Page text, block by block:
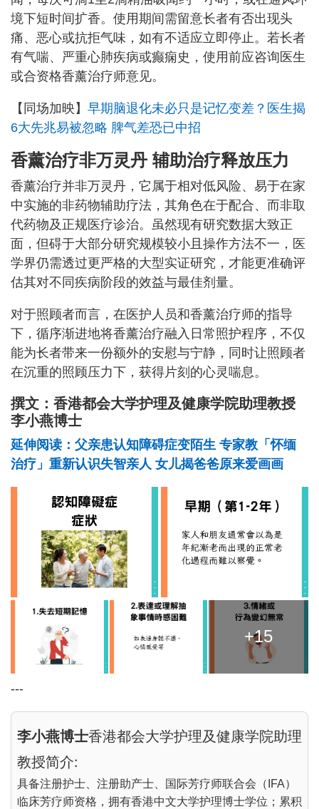
境下短时间扩香。使用期间需留意长者有否出现头
痛、恶心或抗拒气味，如有不适应立即停止。若长者
有气喘、严重心肺疾病或癫痫史，使用前应咨询医生
或合资格香薰治疗师意见。
【同场加映】 早期脑退化未必只是记忆变差？医生揭
6大先兆易被忽略 脾气差恐已中招
香薰治疗非万灵丹 辅助治疗释放压力
香薰治疗并非万灵丹，它属于相对低风险、易于在家
中实施的非药物辅助疗法，其角色在于配合、而非取
代药物及正规医疗诊治。虽然现有研究数据大致正
面，但碍于大部分研究规模较小且操作方法不一，医
学界仍需透过更严格的大型实证研究，才能更准确评
估其对不同疾病阶段的效益与最佳剂量。
对于照顾者而言，在医护人员和香薰治疗师的指导
下，循序渐进地将香薰治疗融入日常照护程序，不仅
能为长者带来一份额外的安慰与宁静，同时让照顾者
在沉重的照顾压力下，获得片刻的心灵喘息。
撰文：香港都会大学护理及健康学院助理教授
李小燕博士
延伸阅读：父亲患认知障碍症变陌生 专家教「怀缅
治疗」重新认识失智亲人 女儿揭爸爸原来爱画画
+15
---
李小燕博士香港都会大学护理及健康学院助理
教授简介:
具备注册护士、注册助产士、国际芳疗师联合会（IFA）
临床芳疗师资格，拥有香港中文大学护理博士学位；累积